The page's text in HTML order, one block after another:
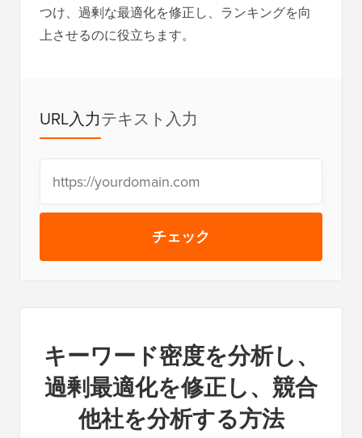
つけ、過剰な最適化を修正し、ランキングを向
上させるのに役立ちます。
URL入力テキスト入力
チェック
キーワード密度を分析し、
過剰最適化を修正し、競合
他社を分析する方法